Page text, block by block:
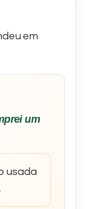
em
um
usada